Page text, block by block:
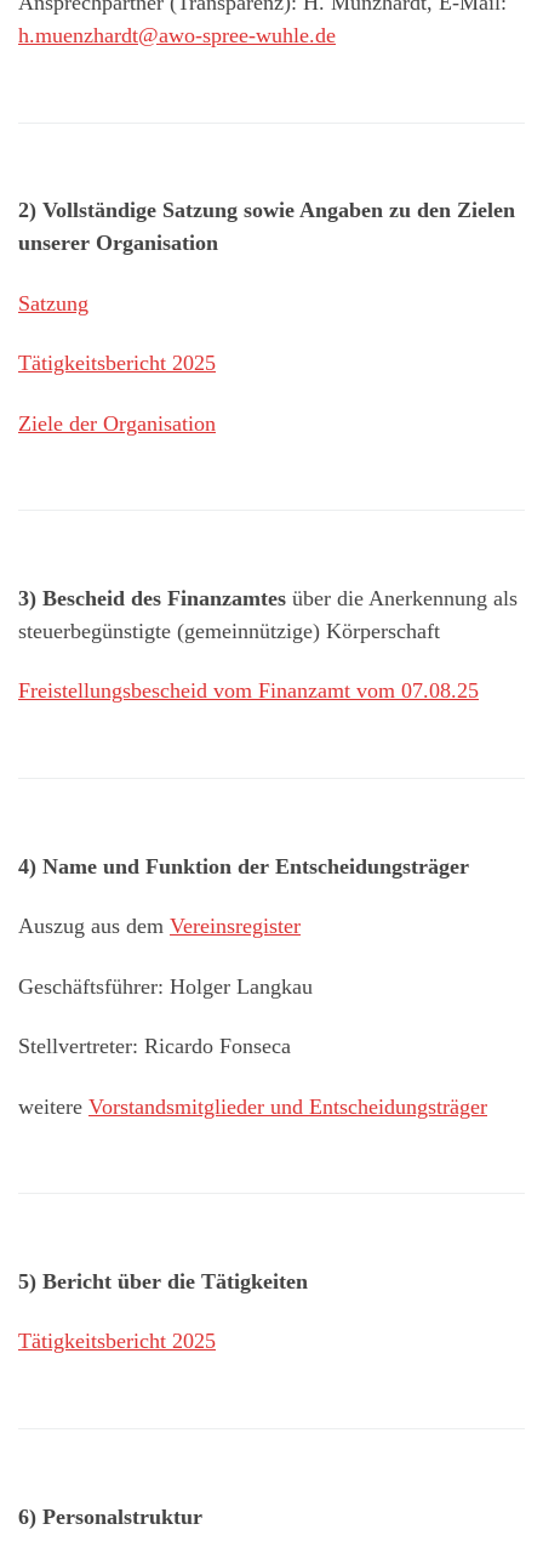
h.muenzhardt@awo-spree-wuhle.de
2) Vollständige Satzung sowie Angaben zu den Zielen
unserer Organisation
Satzung
Tätigkeitsbericht 2025
Ziele der Organisation
3) Bescheid des Finanzamtes über die Anerkennung als
steuerbegünstigte (gemeinnützige) Körperschaft
Freistellungsbescheid vom Finanzamt vom 07.08.25
4) Name und Funktion der Entscheidungsträger
Auszug aus dem Vereinsregister
Geschäftsführer: Holger Langkau
Stellvertreter: Ricardo Fonseca
weitere Vorstandsmitglieder und Entscheidungsträger
5) Bericht über die Tätigkeiten
Tätigkeitsbericht 2025
6) Personalstruktur